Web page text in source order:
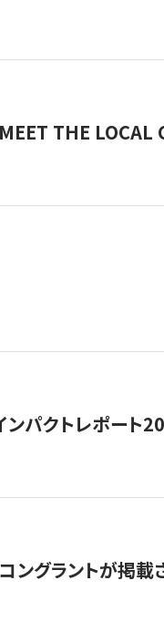
THE LOCAL
ンパクトレポー
ングラントが掲載